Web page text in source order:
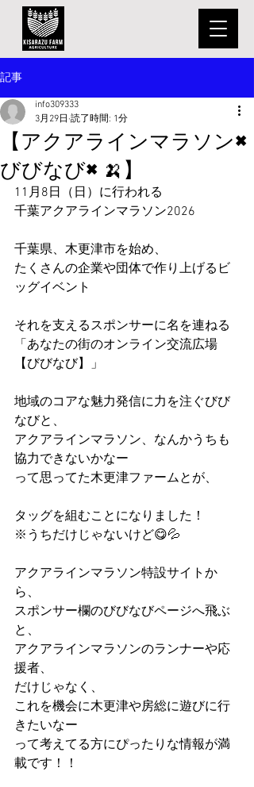
記事
【アクアラインマラソン×
びびなび×🍌】
info309333
3月29日 読了時間: 1分
11月8日（日）に行われる
千葉アクアラインマラソン2026
千葉県、木更津市を始め、
たくさんの企業や団体で作り上げるビ
ッグイベント
それを支えるスポンサーに名を連ねる
「あなたの街のオンライン交流広場
【びびなび】」
地域のコアな魅力発信に力を注ぐびび
なびと、
アクアラインマラソン、なんかうちも
協力できないかなー
って思ってた木更津ファームとが、
タッグを組むことになりました！
※うちだけじゃないけど😋💦
アクアラインマラソン特設サイトか
ら、
スポンサー欄のびびなびページへ飛ぶ
と、
アクアラインマラソンのランナーや応
援者、
だけじゃなく、
これを機会に木更津や房総に遊びに行
きたいなー
って考えてる方にぴったりな情報が満
載です！！